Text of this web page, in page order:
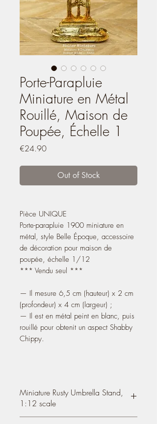
Porte-Parapluie
Miniature en Métal
Rouillé, Maison de
Poupée, Échelle 1
€24.90Price
Out of Stock
Pièce UNIQUE
Porte-parapluie 1900 miniature en
métal, style Belle Époque, accessoire
de décoration pour maison de
poupée, échelle 1/12
*** Vendu seul ***
— Il mesure 6,5 cm (hauteur) x 2 cm
(profondeur) x 4 cm (largeur) ;
— Il est en métal peint en blanc, puis
rouillé pour obtenit un aspect Shabby
Chippy.
Miniature Rusty Umbrella Stand,
1:12 scale